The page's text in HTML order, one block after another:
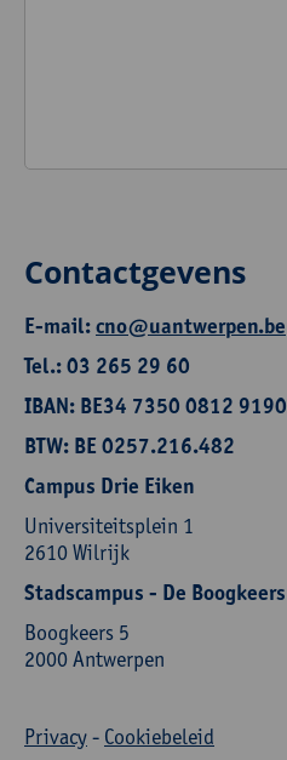
Contactgevens
E-mail:cno@uantwerpen.be
Tel.: 03 265 29 60
IBAN: BE34 7350 0812 9190
BTW: BE 0257.216.482
Campus Drie Eiken
Universiteitsplein 1
2610 Wilrijk
Stadscampus - De Boogkeers
Boogkeers 5
2000 Antwerpen
Privacy- Cookiebeleid